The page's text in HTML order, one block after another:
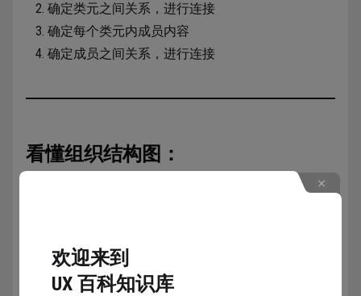
确定类元之间关系，进行连接
确定每个类元内成员内容
确定成员之间关系，进行连接
看懂组织结构图：
成员
类元之间连接
欢迎来到
UX 百科知识库